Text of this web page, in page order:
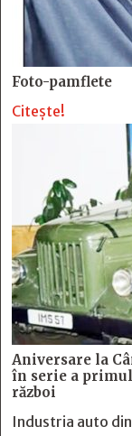
Foto-pamflete
Citește!
Aniversare la
în serie a
război
Industria auto